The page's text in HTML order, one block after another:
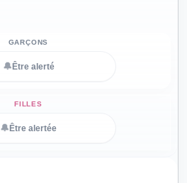
🔔 Être alerté
🔔 Être alertée